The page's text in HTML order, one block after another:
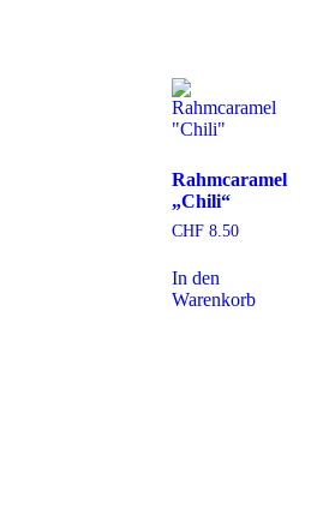
Rahmcaramel
„Chili“
CHF8.50
In den
Warenkorb